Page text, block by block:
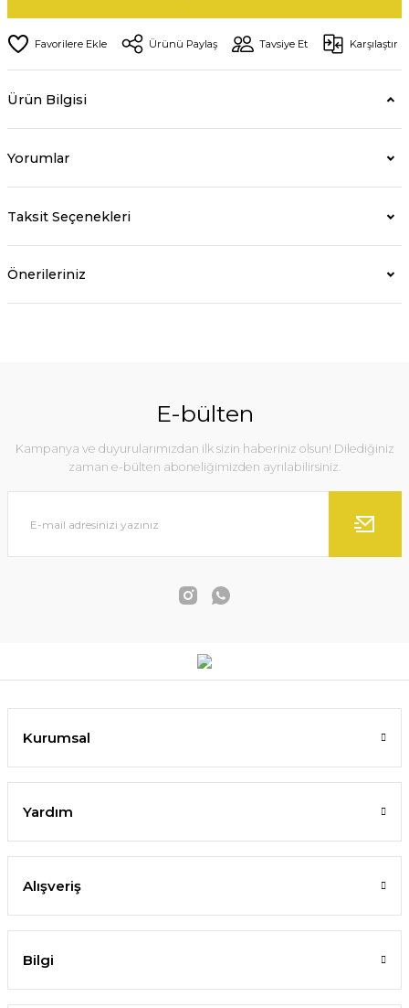
Ürünü Paylaş Tavsiye Et Karşılaştır
Ürün Bilgisi
Yorumlar
Taksit Seçenekleri
Önerileriniz
E-bülten
Kampanya ve duyurularımızdan ilk sizin haberiniz olsun! Dilediğiniz
zaman e-bülten aboneliğimizden ayrılabilirsiniz.
Kurumsal
Yardım
Alışveriş
Bilgi